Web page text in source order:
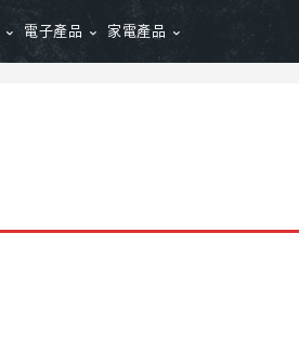
電子產品 家電產品